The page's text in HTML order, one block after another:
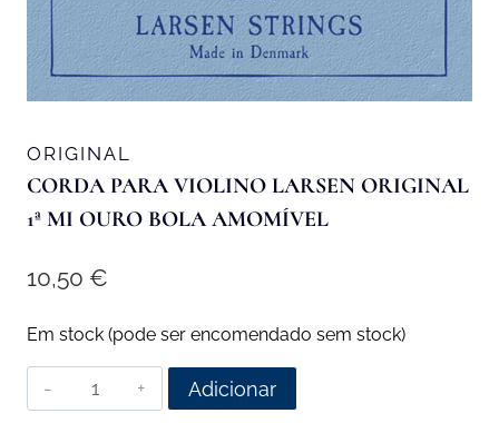
ORIGINAL
CORDA PARA VIOLINO LARSEN ORIGINAL
1ª MI OURO BOLA AMOMÍVEL
10,50 €
Em stock (pode ser encomendado sem stock)
Quantidade
de
Adicionar